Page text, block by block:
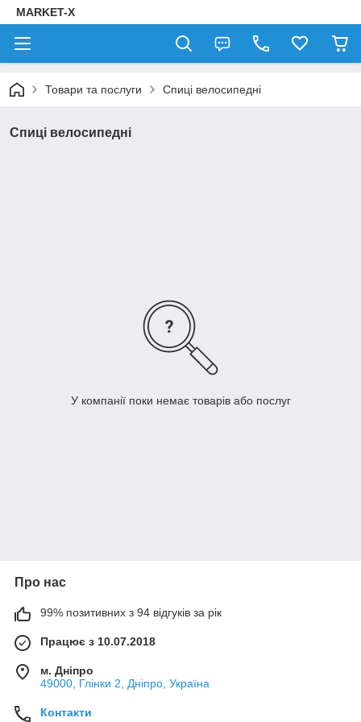
MARKET-X
Товари та послуги Спиці велосипедні
Спиці велосипедні
У компанії поки немає товарів або послуг
Про нас
99% позитивних з 94 відгуків за рік
Працює з 10.07.2018
м. Дніпро
49000, Глінки 2, Дніпро, Україна
Контакти